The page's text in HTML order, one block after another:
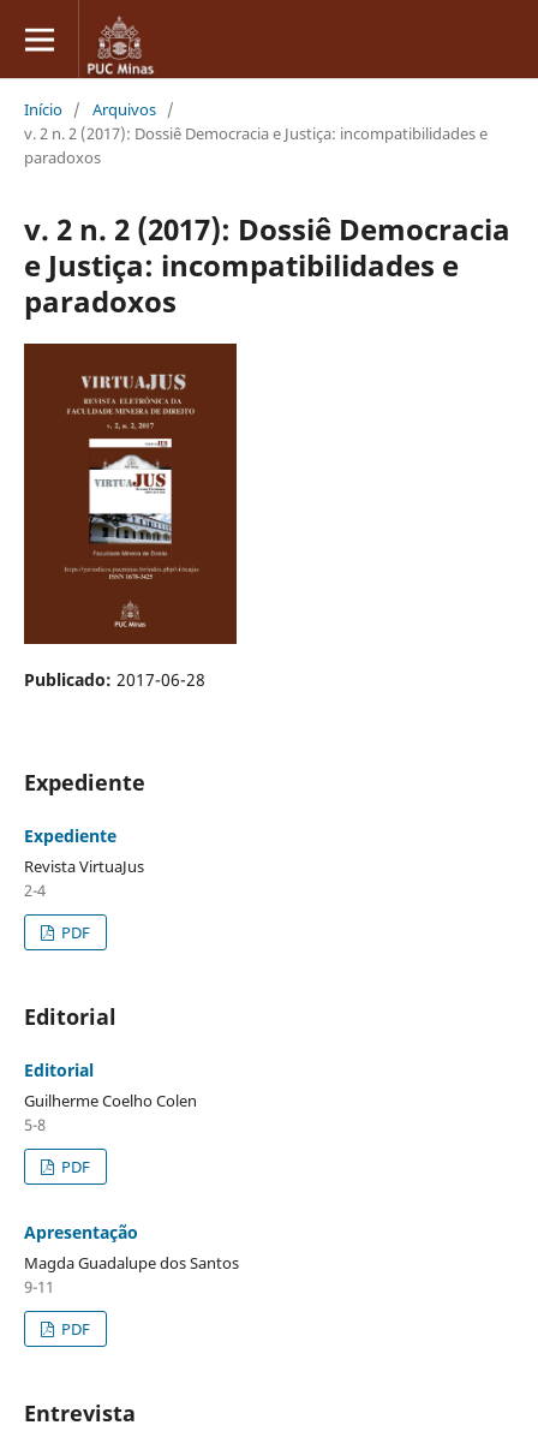
Início / Arquivos /
v. 2 n. 2 (2017): Dossiê Democracia e Justiça: incompatibilidades e
paradoxos
v. 2 n. 2 (2017): Dossiê Democracia
e Justiça: incompatibilidades e
paradoxos
Publicado: 2017-06-28
Expediente
Expediente
Revista VirtuaJus
2-4
PDF
Editorial
Editorial
Guilherme Coelho Colen
5-8
PDF
Apresentação
Magda Guadalupe dos Santos
9-11
PDF
Entrevista